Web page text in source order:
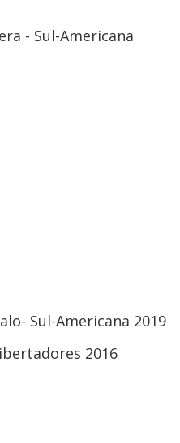
- Sul-Americana
Sul-Americana 2019
2016